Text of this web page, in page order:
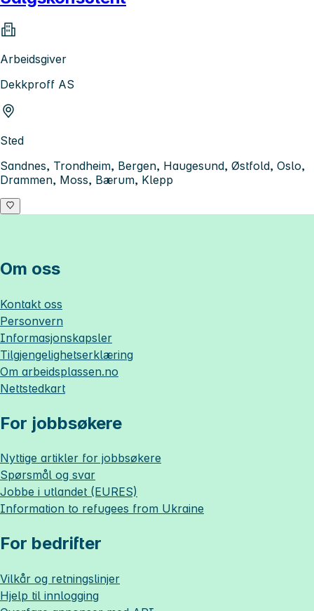
Arbeidsgiver
Dekkproff AS
Sted
Sandnes, Trondheim, Bergen, Haugesund, Østfold, Oslo,
Drammen, Moss, Bærum, Klepp
Om oss
Kontakt oss
Personvern
Informasjonskapsler
Tilgjengelighetserklæring
Om arbeidsplassen.no
Nettstedkart
For jobbsøkere
Nyttige artikler for jobbsøkere
Spørsmål og svar
Jobbe i utlandet (EURES)
Information to refugees from Ukraine
For bedrifter
Vilkår og retningslinjer
Hjelp til innlogging